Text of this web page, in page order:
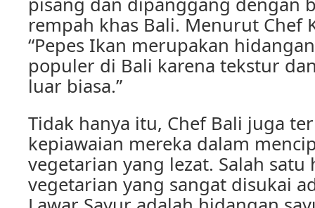
rempah khas Bali. Menurut Chef
“Pepes Ikan merupakan
populer di Bali karena tekstur
luar biasa.”
Tidak hanya itu, Chef Bali juga
kepiawaian mereka dalam
vegetarian yang lezat. Salah satu
vegetarian yang sangat disukai